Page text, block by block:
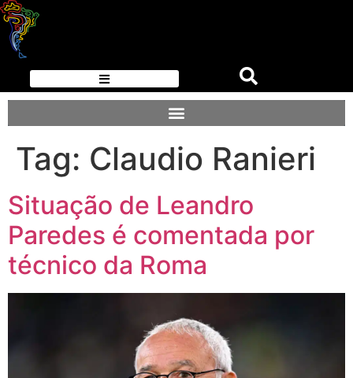
Tag: Claudio Ranieri
Situação de Leandro
Paredes é comentada por
técnico da Roma